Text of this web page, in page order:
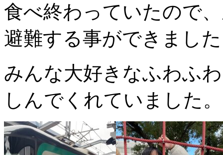
食べ終わっていたので
避難する事ができまし
みんな大好きなふわふ
しんでくれていました。